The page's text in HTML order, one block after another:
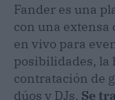
Fander es una
con una extensa
en vivo para
posibilidades,
contratación de
dúos y DJs. Se